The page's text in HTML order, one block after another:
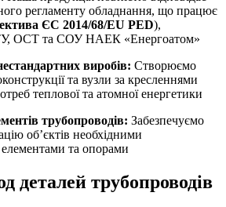
регламенту обладнання, що працює
ЄС 2014/68/EU PED),
ОСТ та СОУ НАЕК «Енергоатом»
виробів: Створюємо
та вузли за кресленнями
теплової та атомної енергетики
трубопроводів: Забезпечуємо
об’єктів необхідними
та опорами
деталей трубопроводів